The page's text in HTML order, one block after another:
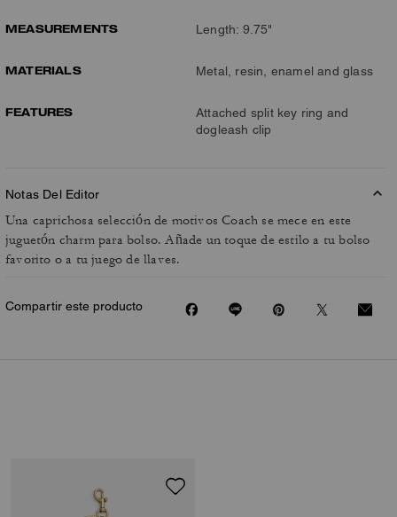
MEASUREMENTS Length: 9.75"
MATERIALS Metal, resin, enamel and glass
FEATURES
Attached split key ring and
dogleash clip
Notas Del Editor
Una caprichosa selección de motivos Coach se mece en este
juguetón charm para bolso. Añade un toque de estilo a tu bolso
favorito o a tu juego de llaves.
Compartir este producto